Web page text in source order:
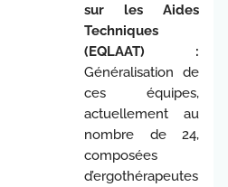
sur les Aides
Techniques
(EQLAAT) :
Généralisation de
ces équipes,
actuellement au
nombre de 24,
composées
d’ergothérapeutes